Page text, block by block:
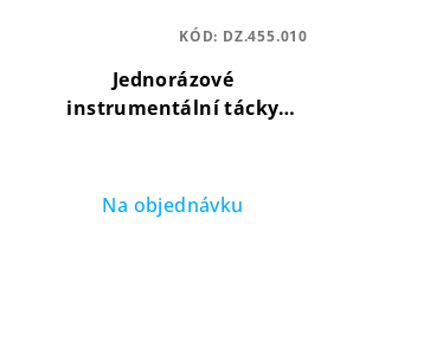
Jednorázové
instrumentální tácky
pro každodenní použití
Na objednávku
KÓD: DZ.455.010